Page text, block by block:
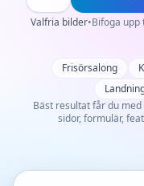
Valfria bilder•Bifoga upp
Frisörsalong
Bäst resultat får du
sidor, formulär,